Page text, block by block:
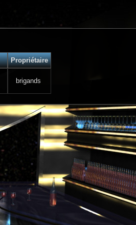
Propriétaire
brigands